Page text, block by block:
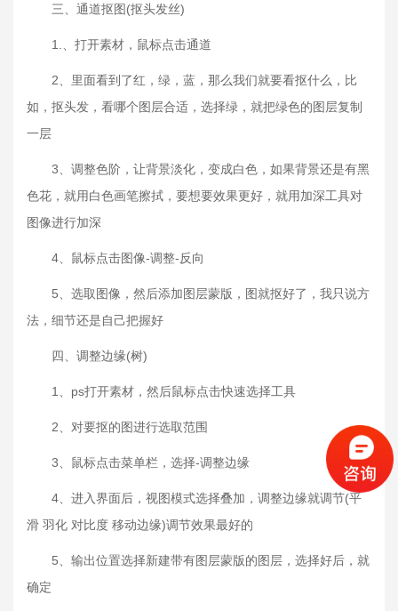
三、通道抠图(抠头发丝)
1.、打开素材，鼠标点击通道
2、里面看到了红，绿，蓝，那么我们就要看抠什么，比
如，抠头发，看哪个图层合适，选择绿，就把绿色的图层复制
一层
3、调整色阶，让背景淡化，变成白色，如果背景还是有黑
色花，就用白色画笔擦拭，要想要效果更好，就用加深工具对
图像进行加深
4、鼠标点击图像-调整-反向
5、选取图像，然后添加图层蒙版，图就抠好了，我只说方
法，细节还是自己把握好
四、调整边缘(树)
1、ps打开素材，然后鼠标点击快速选择工具
2、对要抠的图进行选取范围
3、鼠标点击菜单栏，选择-调整边缘
4、进入界面后，视图模式选择叠加，调整边缘就调节(平
滑 羽化 对比度 移动边缘)调节效果最好的
5、输出位置选择新建带有图层蒙版的图层，选择好后，就
确定